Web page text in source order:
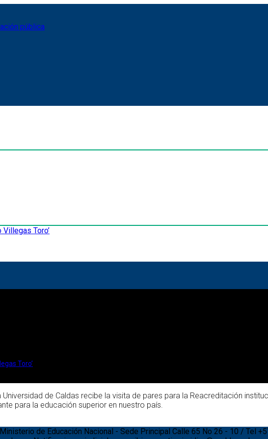
pública
Toro’
Toro’
Universidad de Caldas recibe la visita de pares para la Reacreditación
para la educación superior en nuestro país.
de Educación Nacional - Sede Principal Calle 65 No 26 - 10 / Tel